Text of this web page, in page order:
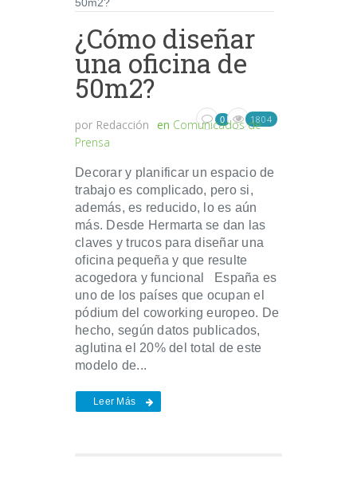
¿Cómo diseñar
una oficina de
50m2?
por Redacción en Comunicados de
Prensa
0 1804
Decorar y planificar un espacio de
trabajo es complicado, pero si,
además, es reducido, lo es aún
más. Desde Hermarta se dan las
claves y trucos para diseñar una
oficina pequeña y que resulte
acogedora y funcional España es
uno de los países que ocupan el
pódium del coworking europeo. De
hecho, según datos publicados,
aglutina el 20% del total de este
modelo de...
Leer Más